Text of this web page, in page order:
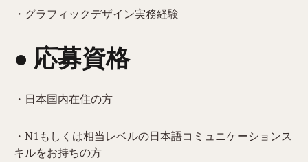
・グラフィックデザイン実務経験
● 応募資格
・日本国内在住の方
・N1もしくは相当レベルの日本語コミュニケーションス
キルをお持ちの方